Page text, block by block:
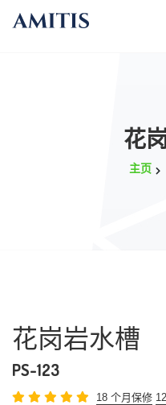
花
主页
花岗岩水槽
PS-123
18 个月保修